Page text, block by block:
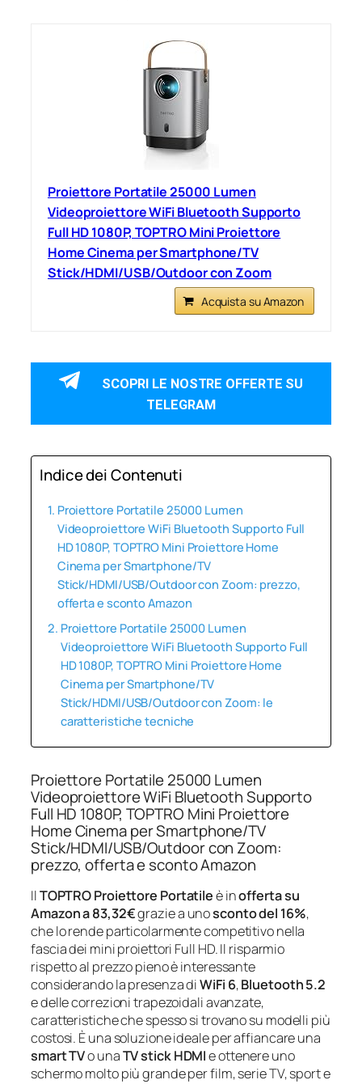
Proiettore Portatile 25000 Lumen
Videoproiettore WiFi Bluetooth Supporto
Full HD 1080P, TOPTRO Mini Proiettore
Home Cinema per Smartphone/TV
Stick/HDMI/USB/Outdoor con Zoom
Acquista su Amazon
SCOPRI LE NOSTRE OFFERTE SU
TELEGRAM
Indice dei Contenuti
Proiettore Portatile 25000 Lumen
Videoproiettore WiFi Bluetooth Supporto Full
HD 1080P, TOPTRO Mini Proiettore Home
Cinema per Smartphone/TV
Stick/HDMI/USB/Outdoor con Zoom: prezzo,
offerta e sconto Amazon
Proiettore Portatile 25000 Lumen
Videoproiettore WiFi Bluetooth Supporto Full
HD 1080P, TOPTRO Mini Proiettore Home
Cinema per Smartphone/TV
Stick/HDMI/USB/Outdoor con Zoom: le
caratteristiche tecniche
Proiettore Portatile 25000 Lumen
Videoproiettore WiFi Bluetooth Supporto
Full HD 1080P, TOPTRO Mini Proiettore
Home Cinema per Smartphone/TV
Stick/HDMI/USB/Outdoor con Zoom:
prezzo, offerta e sconto Amazon
IlTOPTRO Proiettore Portatileè inofferta su
Amazon a 83,32€grazie a unosconto del 16%,
che lo rende particolarmente competitivo nella
fascia dei mini proiettori Full HD. Il risparmio
rispetto al prezzo pieno è interessante
considerando la presenza diWiFi 6,Bluetooth 5.2
e delle correzioni trapezoidali avanzate,
caratteristiche che spesso si trovano su modelli più
costosi. È una soluzione ideale per affiancare una
smart TVo unaTV stick HDMIe ottenere uno
schermo molto più grande per film, serie TV, sport e